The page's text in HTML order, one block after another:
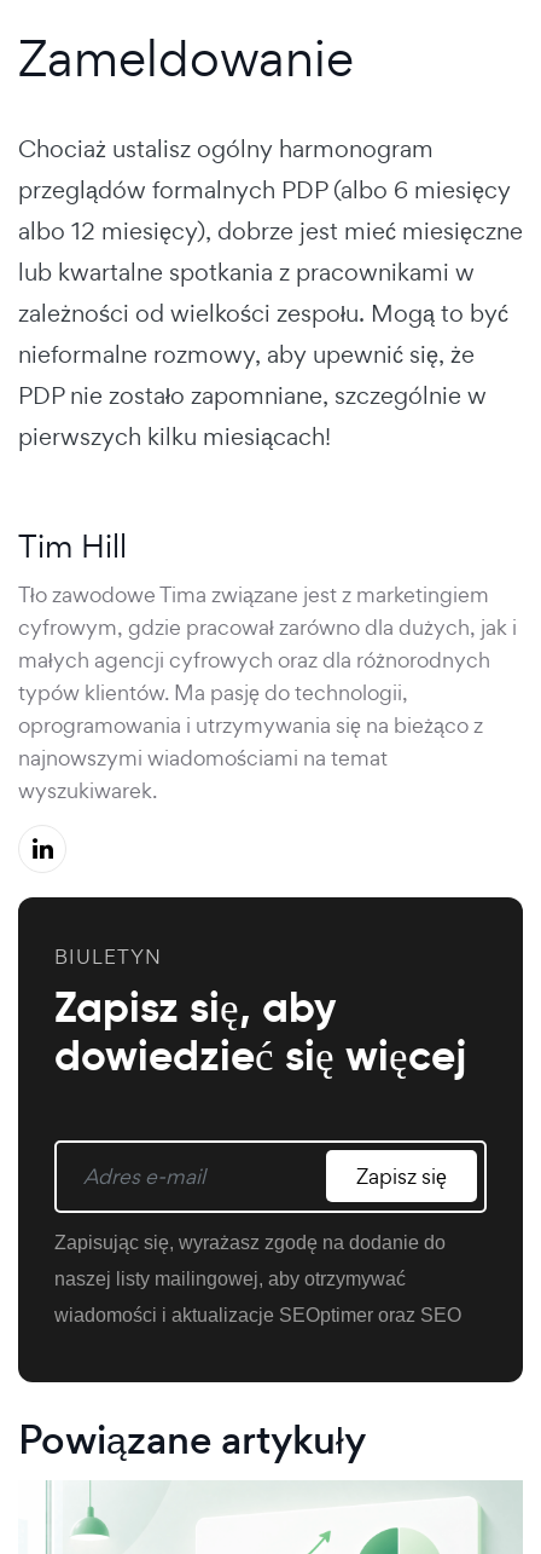
Zameldowanie
Chociaż ustalisz ogólny harmonogram
przeglądów formalnych PDP (albo 6 miesięcy
albo 12 miesięcy), dobrze jest mieć miesięczne
lub kwartalne spotkania z pracownikami w
zależności od wielkości zespołu. Mogą to być
nieformalne rozmowy, aby upewnić się, że
PDP nie zostało zapomniane, szczególnie w
pierwszych kilku miesiącach!
Tim Hill
Tło zawodowe Tima związane jest z marketingiem
cyfrowym, gdzie pracował zarówno dla dużych, jak i
małych agencji cyfrowych oraz dla różnorodnych
typów klientów. Ma pasję do technologii,
oprogramowania i utrzymywania się na bieżąco z
najnowszymi wiadomościami na temat
wyszukiwarek.
BIULETYN
Zapisz się, aby
dowiedzieć się więcej
Zapisz się
Zapisując się, wyrażasz zgodę na dodanie do
naszej listy mailingowej, aby otrzymywać
wiadomości i aktualizacje SEOptimer oraz SEO
Powiązane artykuły